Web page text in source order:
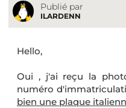
Publié par
ILARDENN
Hello,
Oui , j'ai reçu la
numéro
bien une plaque